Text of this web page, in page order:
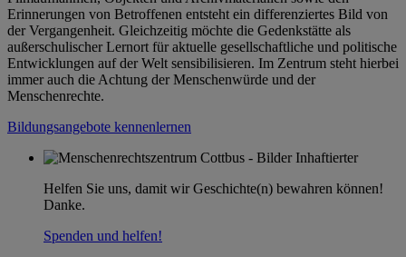
Erinnerungen von Betroffenen entsteht ein differenziertes Bild von
der Vergangenheit. Gleichzeitig möchte die Gedenkstätte als
außerschulischer Lernort für aktuelle gesellschaftliche und politische
Entwicklungen auf der Welt sensibilisieren. Im Zentrum steht hierbei
immer auch die Achtung der Menschenwürde und der
Menschenrechte.
Bildungsangebote kennenlernen
Helfen Sie uns, damit wir Geschichte(n) bewahren können!
Danke.
Spenden und helfen!